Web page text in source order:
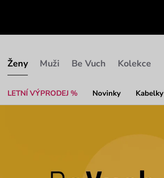
Ženy
LETNÍ VÝPRODEJ % Novinky Kabelky
Muži Be Vuch Kolekce